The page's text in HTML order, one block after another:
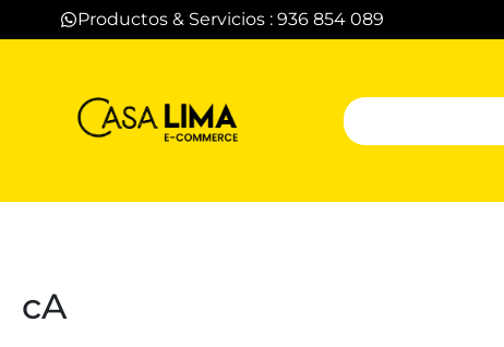
Productos & Servicios : 936 854 089
cA